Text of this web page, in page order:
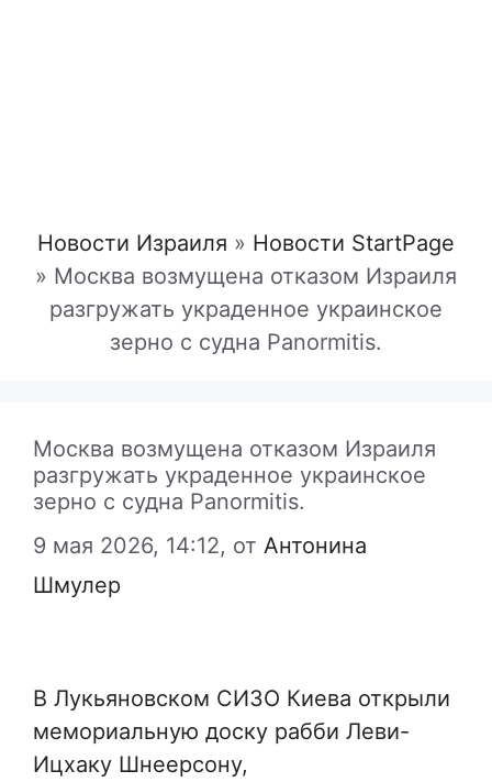
Новости Израиля » Новости StartPage
» Москва возмущена отказом Израиля
разгружать украденное украинское
зерно с судна Panormitis.
Москва возмущена отказом Израиля
разгружать украденное украинское
зерно с судна Panormitis.
9 мая 2026, 14:12, от Антонина
Шмулер
В Лукьяновском СИЗО Киева открыли
мемориальную доску рабби Леви-
Ицхаку Шнеерсону,